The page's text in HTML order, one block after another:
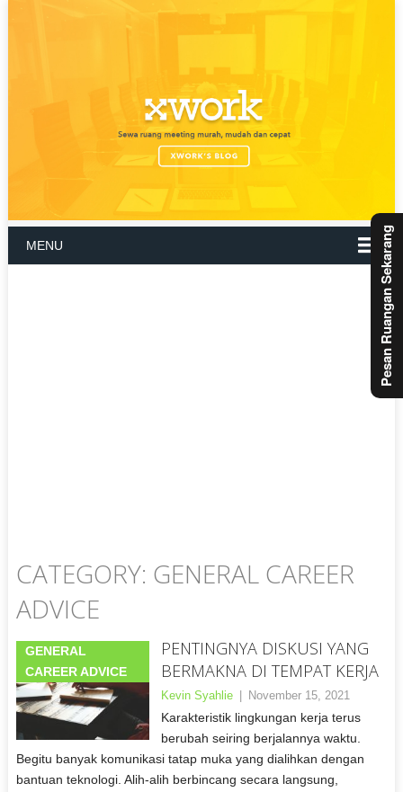
MENU
CATEGORY: GENERAL CAREER
ADVICE
GENERAL
CAREER ADVICE
PENTINGNYA DISKUSI YANG
BERMAKNA DI TEMPAT KERJA
Kevin Syahlie November 15, 2021
Karakteristik lingkungan kerja terus
berubah seiring berjalannya waktu.
Begitu banyak komunikasi tatap muka yang dialihkan dengan
bantuan teknologi. Alih-alih berbincang secara langsung,
Pesan Ruangan Sekarang